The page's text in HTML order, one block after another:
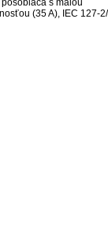
s malou
(35 A), IEC 127-